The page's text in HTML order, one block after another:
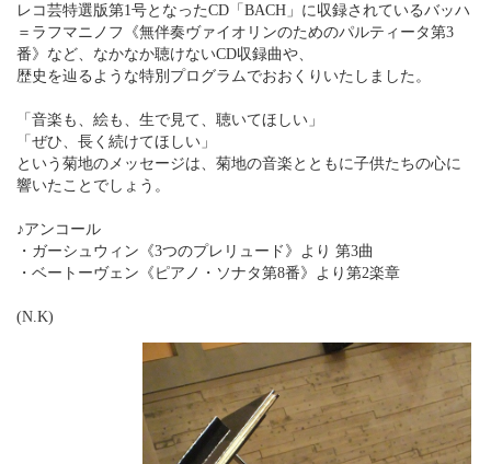
レコ芸特選版第1号となったCD「BACH」に収録されているバッハ
＝ラフマニノフ《無伴奏ヴァイオリンのためのパルティータ第3
番》など、なかなか聴けないCD収録曲や、
歴史を辿るような特別プログラムでおおくりいたしました。
「音楽も、絵も、生で見て、聴いてほしい」
「ぜひ、長く続けてほしい」
という菊地のメッセージは、菊地の音楽とともに子供たちの心に
響いたことでしょう。
♪アンコール
・ガーシュウィン《3つのプレリュード》より 第3曲
・ベートーヴェン《ピアノ・ソナタ第8番》より第2楽章
(N.K)